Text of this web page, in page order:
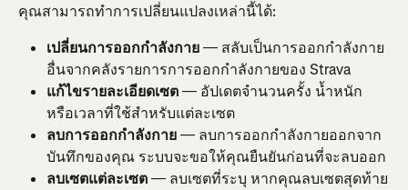
คุณสามารถทำการเปลี่ยนแปลงเหล่านี้ได้:
เปลี่ยนการออกกำลังกาย — สลับเป็นการออกกำลังกาย
อื่นจากคลังรายการการออกกำลังกายของ Strava
แก้ไขรายละเอียดเซต — อัปเดตจำนวนครั้ง น้ำหนัก
หรือเวลาที่ใช้สำหรับแต่ละเซต
ลบการออกกำลังกาย — ลบการออกกำลังกายออกจาก
บันทึกของคุณ ระบบจะขอให้คุณยืนยันก่อนที่จะลบออก
ลบเซตแต่ละเซต — ลบเซตที่ระบุ หากคุณลบเซตสุดท้าย